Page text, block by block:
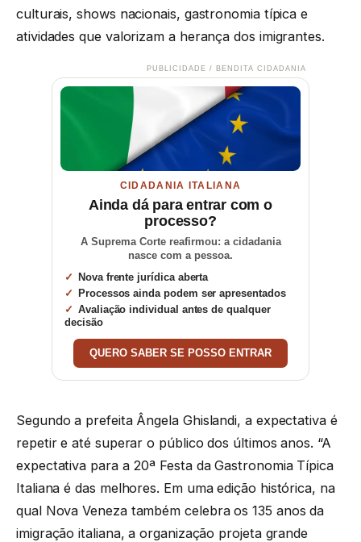
culturais, shows nacionais, gastronomia típica e
atividades que valorizam a herança dos imigrantes.
PUBLICIDADE / BENDITA CIDADANIA
CIDADANIA ITALIANA
Ainda dá para entrar com o
processo?
A Suprema Corte reafirmou: a cidadania
nasce com a pessoa.
Nova frente jurídica aberta
Processos ainda podem ser apresentados
Avaliação individual antes de qualquer
decisão
QUERO SABER SE POSSO ENTRAR
Segundo a prefeita Ângela Ghislandi, a expectativa é
repetir e até superar o público dos últimos anos. “A
expectativa para a 20ª Festa da Gastronomia Típica
Italiana é das melhores. Em uma edição histórica, na
qual Nova Veneza também celebra os 135 anos da
imigração italiana, a organização projeta grande